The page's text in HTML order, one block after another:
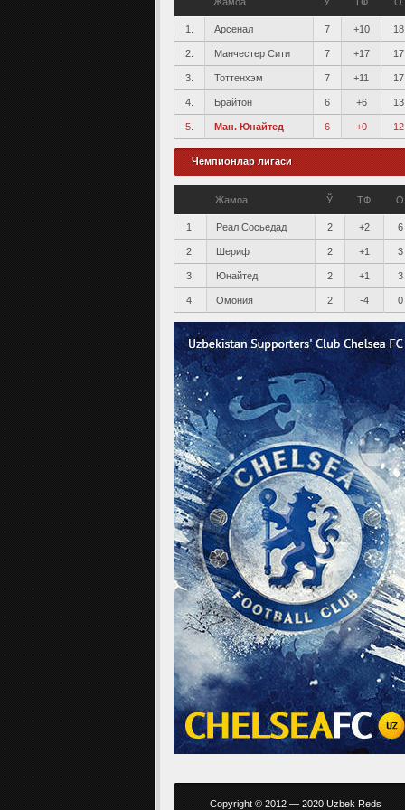
1. Арсенал 7 +10 18
2. Манчестер Сити 7 +17 17
3. Тоттенхэм 7 +11 17
4. Брайтон 6 +6 13
5. Ман. Юнайтед 6 +0 12
Чемпионлар лигаси
Жамоа Ў ТФ О
1. Реал Сосьедад 2 +2 6
2. Шериф 2 +1 3
3. Юнайтед 2 +1 3
4. Омония 2 -4 0
Copyright © 2012 — 2020 Uzbek Reds